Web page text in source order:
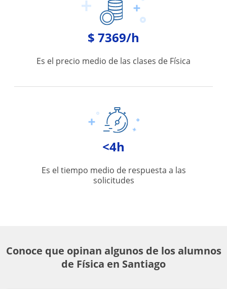
$ 7369/h
Es el precio medio de las clases de Física
<4h
Es el tiempo medio de respuesta a las
solicitudes
Conoce que opinan algunos de los alumnos
de Física en Santiago